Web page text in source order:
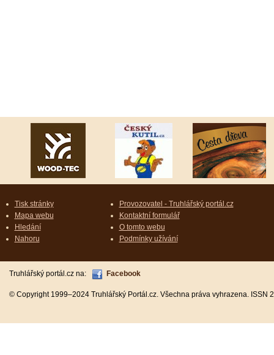
Tisk stránky
Mapa webu
Hledání
Nahoru
Provozovatel - Truhlářský portál.cz
Kontaktní formulář
O tomto webu
Podmínky užívání
Truhlářský portál.cz na: Facebook
© Copyright 1999–2024 Truhlářský Portál.cz. Všechna práva vyhrazena.